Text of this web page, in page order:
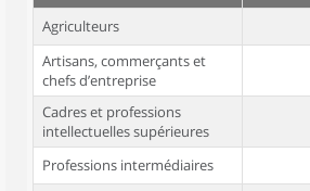
Agriculteurs
Artisans, commerçants et
chefs d’entreprise
Cadres et professions
intellectuelles supérieures
Professions intermédiaires